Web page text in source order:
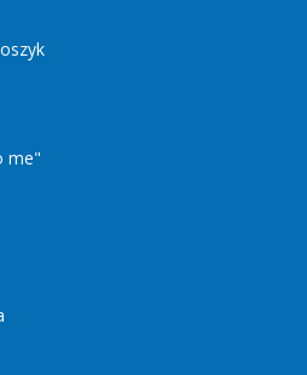
me"